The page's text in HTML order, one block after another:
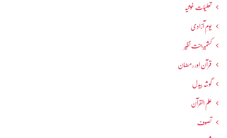
تعلیمات غوثیہ
یومِ آزادی
کشمیرجنت نظیر
قرآن اور رمضان
گوشہ بیدل
علم القرآن
تصوف